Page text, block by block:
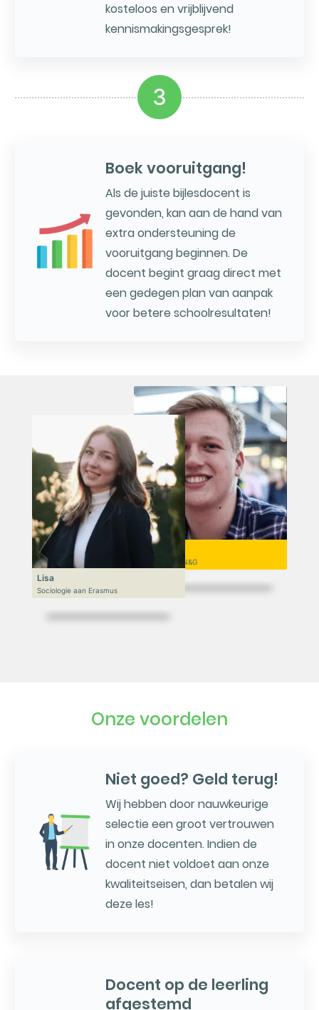
kosteloos en vrijblijvend
kennismakingsgesprek!
3
Boek vooruitgang!
Als de juiste bijlesdocent is
gevonden, kan aan de hand van
extra ondersteuning de
vooruitgang beginnen. De
docent begint graag direct met
een gedegen plan van aanpak
voor betere schoolresultaten!
Niek
VWO 6, N&T/N&G
Lisa
Sociologie aan Erasmus
Onze voordelen
Niet goed? Geld terug!
Wij hebben door nauwkeurige
selectie een groot vertrouwen
in onze docenten. Indien de
docent niet voldoet aan onze
kwaliteitseisen, dan betalen wij
deze les!
Docent op de leerling
afgestemd